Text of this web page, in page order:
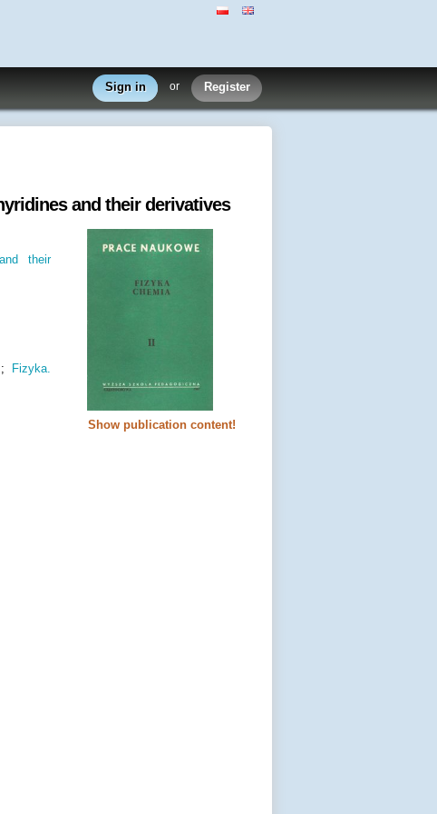
Sign in or Register
and their derivatives
Show publication content!
their
Fizyka.